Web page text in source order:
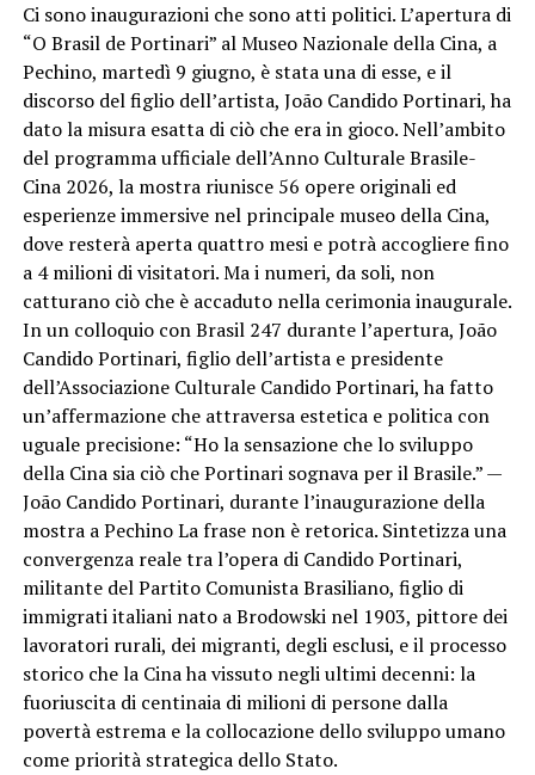
Ci sono inaugurazioni che sono atti politici. L’apertura di
“O Brasil de Portinari” al Museo Nazionale della Cina, a
Pechino, martedì 9 giugno, è stata una di esse, e il
discorso del figlio dell’artista, João Candido Portinari, ha
dato la misura esatta di ciò che era in gioco. Nell’ambito
del programma ufficiale dell’Anno Culturale Brasile-
Cina 2026, la mostra riunisce 56 opere originali ed
esperienze immersive nel principale museo della Cina,
dove resterà aperta quattro mesi e potrà accogliere fino
a 4 milioni di visitatori. Ma i numeri, da soli, non
catturano ciò che è accaduto nella cerimonia inaugurale.
In un colloquio con Brasil 247 durante l’apertura, João
Candido Portinari, figlio dell’artista e presidente
dell’Associazione Culturale Candido Portinari, ha fatto
un’affermazione che attraversa estetica e politica con
uguale precisione: “Ho la sensazione che lo sviluppo
della Cina sia ciò che Portinari sognava per il Brasile.” —
João Candido Portinari, durante l’inaugurazione della
mostra a Pechino La frase non è retorica. Sintetizza una
convergenza reale tra l’opera di Candido Portinari,
militante del Partito Comunista Brasiliano, figlio di
immigrati italiani nato a Brodowski nel 1903, pittore dei
lavoratori rurali, dei migranti, degli esclusi, e il processo
storico che la Cina ha vissuto negli ultimi decenni: la
fuoriuscita di centinaia di milioni di persone dalla
povertà estrema e la collocazione dello sviluppo umano
come priorità strategica dello Stato.